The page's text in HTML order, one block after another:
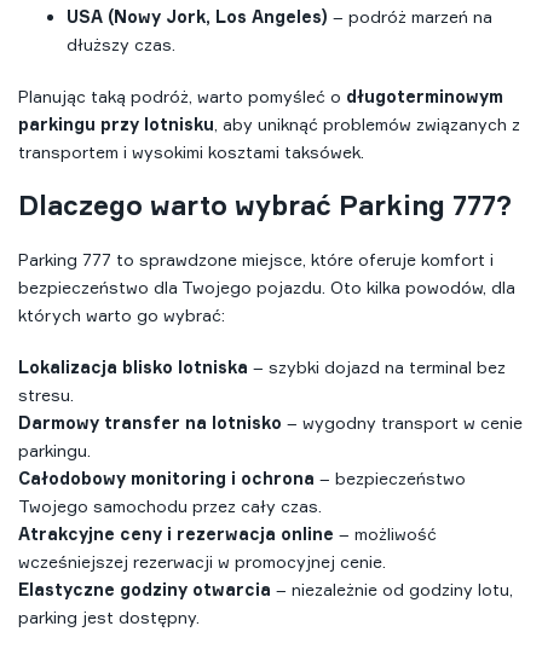
USA (Nowy Jork, Los Angeles) – podróż marzeń na
dłuższy czas.
Planując taką podróż, warto pomyśleć o długoterminowym
parkingu przy lotnisku , aby uniknąć problemów związanych z
transportem i wysokimi kosztami taksówek.
Dlaczego warto wybrać Parking 777?
Parking 777 to sprawdzone miejsce, które oferuje komfort i
bezpieczeństwo dla Twojego pojazdu. Oto kilka powodów, dla
których warto go wybrać:
Lokalizacja blisko lotniska – szybki dojazd na terminal bez
stresu.
Darmowy transfer na lotnisko – wygodny transport w cenie
parkingu.
Całodobowy monitoring i ochrona – bezpieczeństwo
Twojego samochodu przez cały czas.
Atrakcyjne ceny i rezerwacja online – możliwość
wcześniejszej rezerwacji w promocyjnej cenie.
Elastyczne godziny otwarcia – niezależnie od godziny lotu,
parking jest dostępny.